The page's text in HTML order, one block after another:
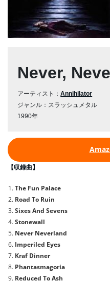
Never,
アーティスト：Annihilator
ジャンル：スラッシュメタル
1990年
【収録曲】
The Fun Palace
Road To Ruin
Sixes And Sevens
Stonewall
Never Neverland
Imperiled Eyes
Kraf Dinner
Phantasmagoria
Reduced To Ash